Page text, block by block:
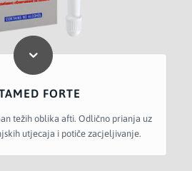
FORTE
težih oblika afti. Odlično prianja uz
utjecaja i potiče zacjeljivanje.